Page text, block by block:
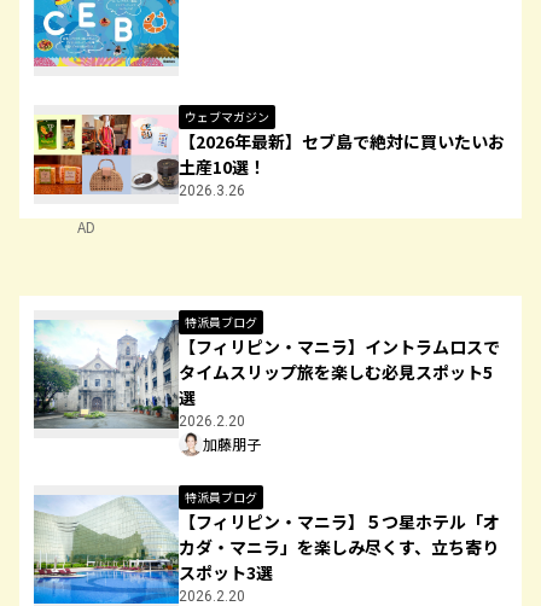
ウェブマガジン
【2026年最新】セブ島で絶対に買いたいお
土産10選！
2026.3.26
AD
特派員ブログ
【フィリピン・マニラ】イントラムロスで
タイムスリップ旅を楽しむ必見スポット5
選
2026.2.20
加藤朋子
特派員ブログ
【フィリピン・マニラ】５つ星ホテル「オ
カダ・マニラ」を楽しみ尽くす、立ち寄り
スポット3選
2026.2.20